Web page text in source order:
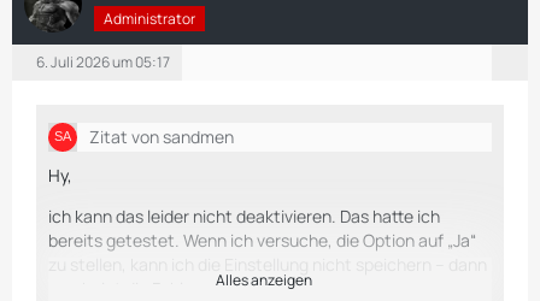
Administrator
6. Juli 2026 um 05:17
Zitat von sandmen
Hy,
ich kann das leider nicht deaktivieren. Das hatte ich
bereits getestet. Wenn ich versuche, die Option auf „Ja“
erscheint die Fehlermeldung.
Alles anzeigen